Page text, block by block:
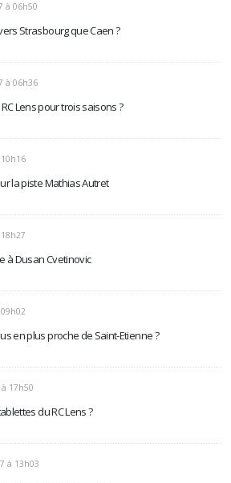
à 06h50
Strasbourg que Caen ?
à 06h36
Lens pour trois saisons ?
la piste Mathias Autret
à Dusan Cvetinovic
en plus proche de Saint-Etienne ?
17h50
du RC Lens ?
à 13h03